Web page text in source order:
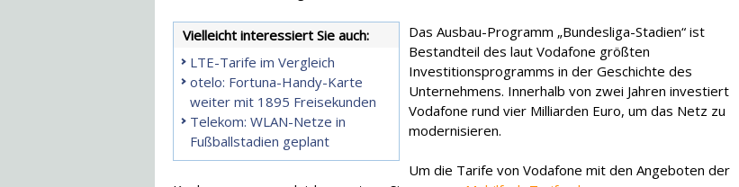
Vielleicht interessiert Sie auch:
LTE-Tarife im Vergleich
otelo: Fortuna-Handy-Karte
weiter mit 1895 Freisekunden
Telekom: WLAN-Netze in
Fußballstadien geplant
Das Ausbau-Programm „Bundesliga-Stadien“ ist
Bestandteil des laut Vodafone größten
Investitionsprogramms in der Geschichte des
Unternehmens. Innerhalb von zwei Jahren investiert
Vodafone rund vier Milliarden Euro, um das Netz zu
modernisieren.
Um die Tarife von Vodafone mit den Angeboten der